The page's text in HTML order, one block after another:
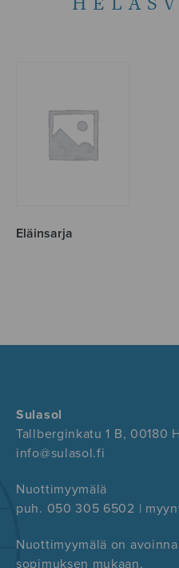
Eläinsarja
Sulasol
Tallberginkatu 1 B, 00180
info@sulasol.fi
Nuottimyymälä
puh. 050 305 6502 |
Nuottimyymälä on
sopimuksen mukaan.